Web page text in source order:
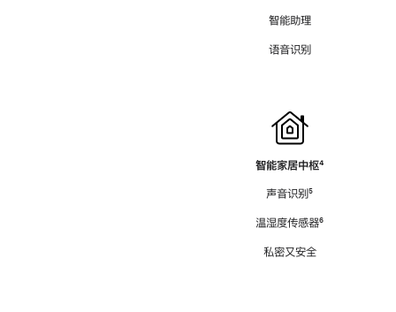
智能助理
语音识别
智能家居中枢脚
⁴
声音识别脚
⁵
温湿度传感器脚
⁶
私密又安全